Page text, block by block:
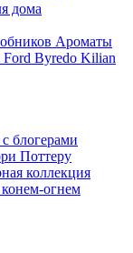
дома
Ароматы
Ford Byredo Kilian
блогерами
Поттеру
коллекция
огнем